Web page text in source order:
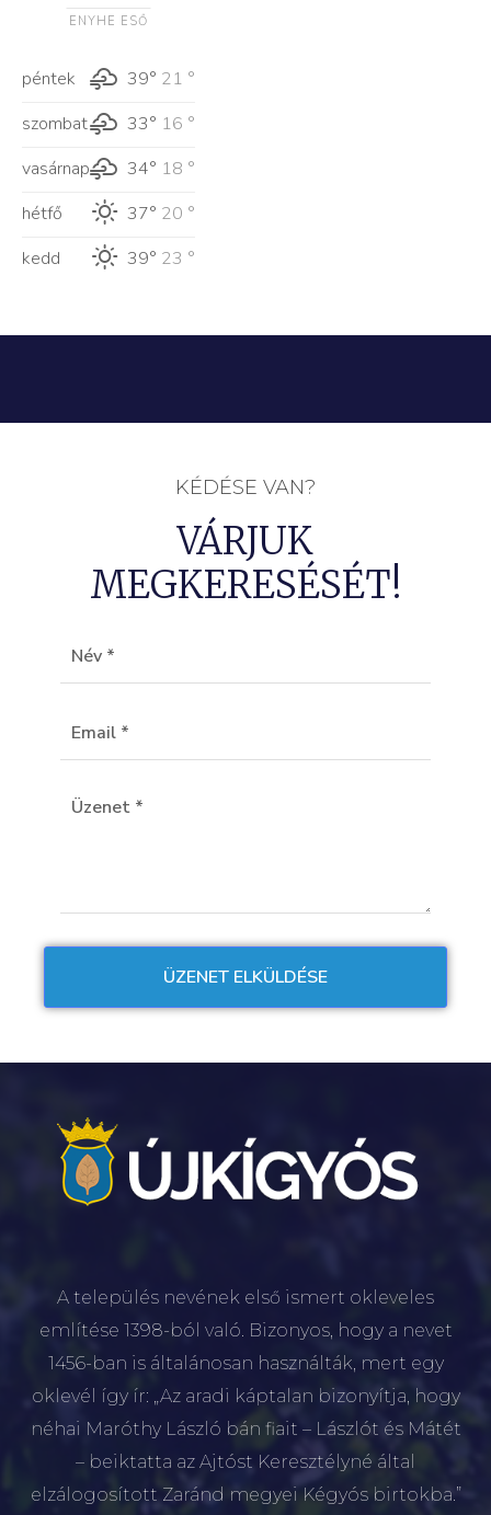
ENYHE ESŐ
péntek 39° 21 °
szombat
33° 16 °
vasárnap
34° 18 °
hétfő
37° 20 °
kedd
39° 23 °
KÉDÉSE VAN?
VÁRJUK
MEGKERESÉSÉT!
A település nevének első ismert okleveles
említése 1398-ból való. Bizonyos, hogy a nevet
1456-ban is általánosan használták, mert egy
oklevél így ír: „Az aradi káptalan bizonyítja, hogy
néhai Maróthy László bán fiait – Lászlót és Mátét
– beiktatta az Ajtóst Keresztélyné által
elzálogosított Zaránd megyei Kégyós birtokba.”